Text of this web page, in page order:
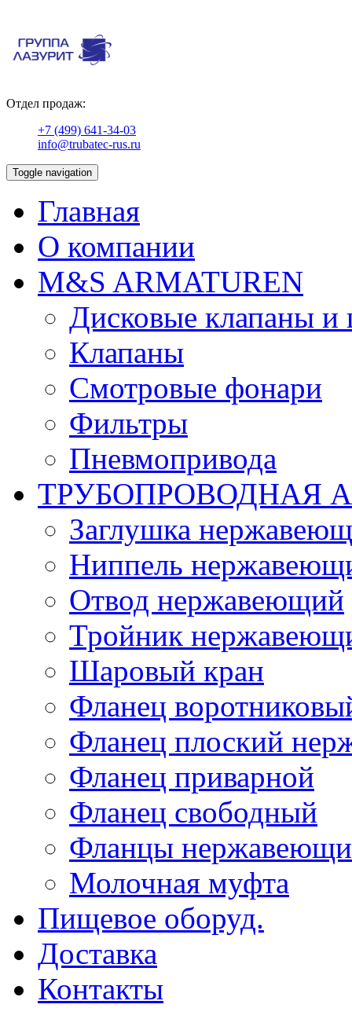
Отдел продаж:
+7 (499) 641-34-03
info@trubatec-rus.ru
Toggle navigation
Главная
О компании
М&S ARMATUREN
Дисковые клапаны
Клапаны
Смотровые фонари
Фильтры
Пневмопривода
ТРУБОПРОВОДНАЯ
Заглушка
Ниппель
Отвод нержавеющий
Тройник
Шаровый кран
Фланец
Фланец плоский
Фланец приварной
Фланец свободный
Фланцы
Молочная муфта
Пищевое оборуд.
Доставка
Контакты